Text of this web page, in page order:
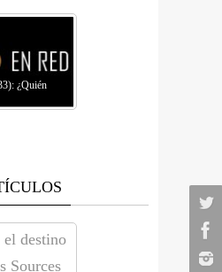
¿Quién